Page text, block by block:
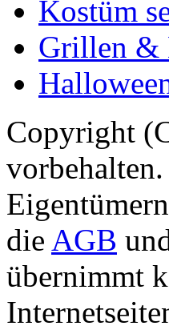
Kostüm
Grillen &
Copyright
die AGB
übernimmt